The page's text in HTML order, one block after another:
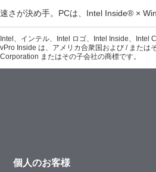
速さが決め手。PCは、Intel Inside® ×
Intel、インテル、Intel ロゴ、Intel Inside、Intel
vPro Inside は、アメリカ合衆国および / または
Corporation またはその子会社の商標です。
個人のお客様